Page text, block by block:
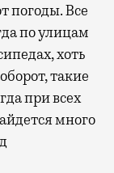
погоды. Все
по улицам
хоть
такие
при всех
много